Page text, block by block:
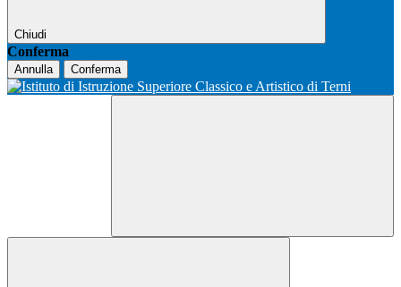
Chiudi
Conferma
Annulla Conferma